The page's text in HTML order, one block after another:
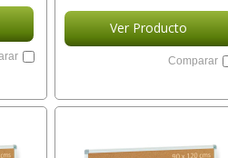
Ver Producto
Comparar